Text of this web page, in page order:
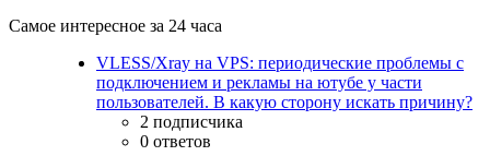
Самое интересное за 24 часа
VLESS/Xray на VPS: периодические проблемы с
подключением и рекламы на ютубе у части
пользователей. В какую сторону искать причину?
2 подписчика
0 ответов